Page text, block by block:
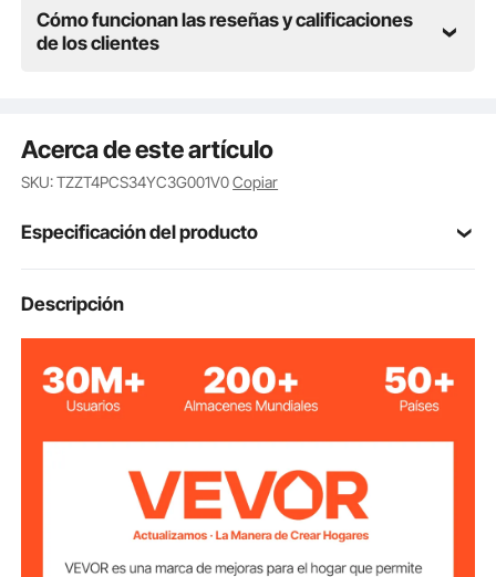
Cómo funcionan las reseñas y calificaciones
de los clientes
Acerca de este artículo
SKU: TZZT4PCS34YC3G001V0Copiar
Especificación del producto
Cantidad
Mesa
34" / 86,3 cm
Grosor de Placa
0,16" / 4 mm
Diámetro del Tubo 0,39" / 10 mm
Descripción